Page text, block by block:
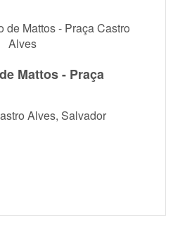
Mattos - Praça
Alves, Salvador